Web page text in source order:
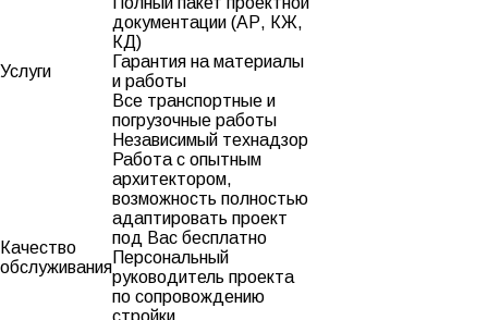
Услуги
документации (АР, КЖ,
КД)
Гарантия на материалы
и работы
Все транспортные и
погрузочные работы
Независимый технадзор
Качество
обслуживания
Работа с опытным
архитектором,
возможность полностью
адаптировать проект
под Вас бесплатно
Персональный
руководитель проекта
по сопровождению
стройки